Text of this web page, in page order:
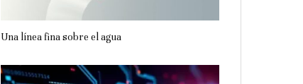
Una línea fina sobre el agua